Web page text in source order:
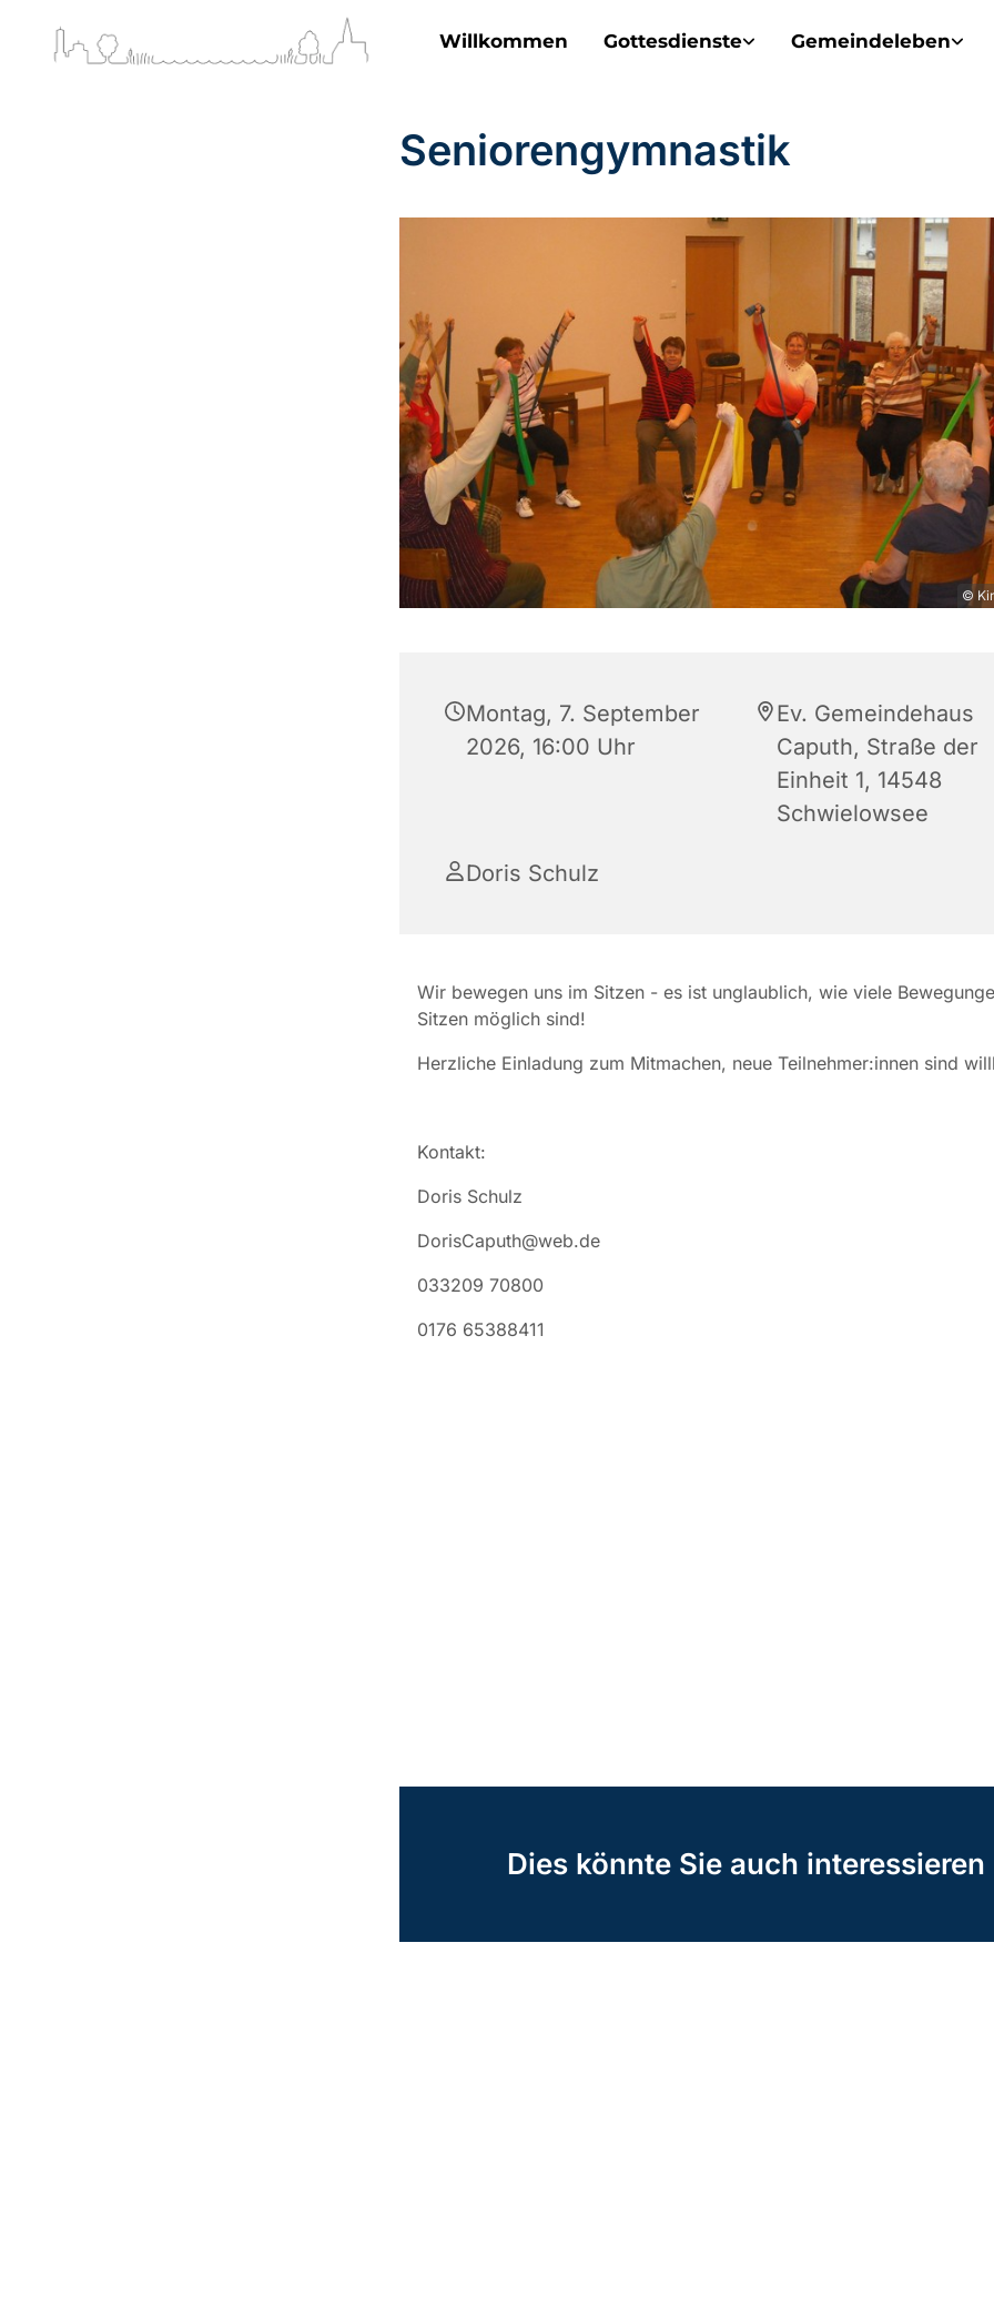
Willkommen Gottesdienste Gemeindeleben
Seniorengymnastik
©
Montag, 7. September
2026, 16:00 Uhr
Ev. Gemeindehaus
Caputh, Straße der
Einheit 1, 14548
Schwielowsee
Doris Schulz
Wir bewegen uns im Sitzen - es ist unglaublich, wie viele
Sitzen möglich sind!
Herzliche Einladung zum Mitmachen, neue Teilnehmer:innen sind
Kontakt:
Doris Schulz
DorisCaputh@web.de
033209 70800
0176 65388411
Dies könnte Sie auch interessieren